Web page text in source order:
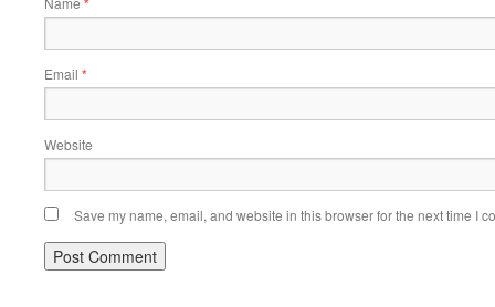
Email *
Website
Save my name, email, and website in this browser for the next time I